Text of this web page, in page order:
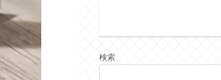
検索